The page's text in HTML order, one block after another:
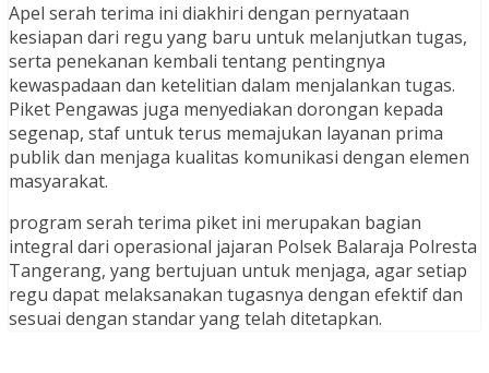
Apel serah terima ini diakhiri dengan pernyataan
kesiapan dari regu yang baru untuk melanjutkan tugas,
serta penekanan kembali tentang pentingnya
kewaspadaan dan ketelitian dalam menjalankan tugas.
Piket Pengawas juga menyediakan dorongan kepada
segenap, staf untuk terus memajukan layanan prima
publik dan menjaga kualitas komunikasi dengan elemen
masyarakat.
program serah terima piket ini merupakan bagian
integral dari operasional jajaran Polsek Balaraja Polresta
Tangerang, yang bertujuan untuk menjaga, agar setiap
regu dapat melaksanakan tugasnya dengan efektif dan
sesuai dengan standar yang telah ditetapkan.